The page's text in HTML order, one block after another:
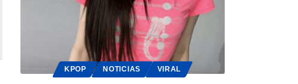
KPOP NOTICIAS VIRAL